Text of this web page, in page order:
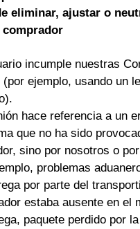
eliminar, ajustar o
incumple nuestras
(por ejemplo, usando un
hace referencia a un
que no ha sido
sino por nosotros o
problemas
por parte del
estaba ausente en el
paquete perdido por